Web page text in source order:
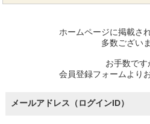
ホームページに掲載さ
多数ござい
お手数です
会員登録フォームより
メールアドレス（ログインID）